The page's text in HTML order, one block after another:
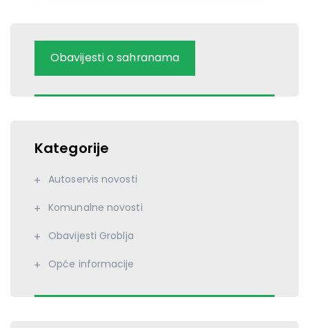
Obavijesti o sahranama
Kategorije
Autoservis novosti
Komunalne novosti
Obavijesti Groblja
Opće informacije